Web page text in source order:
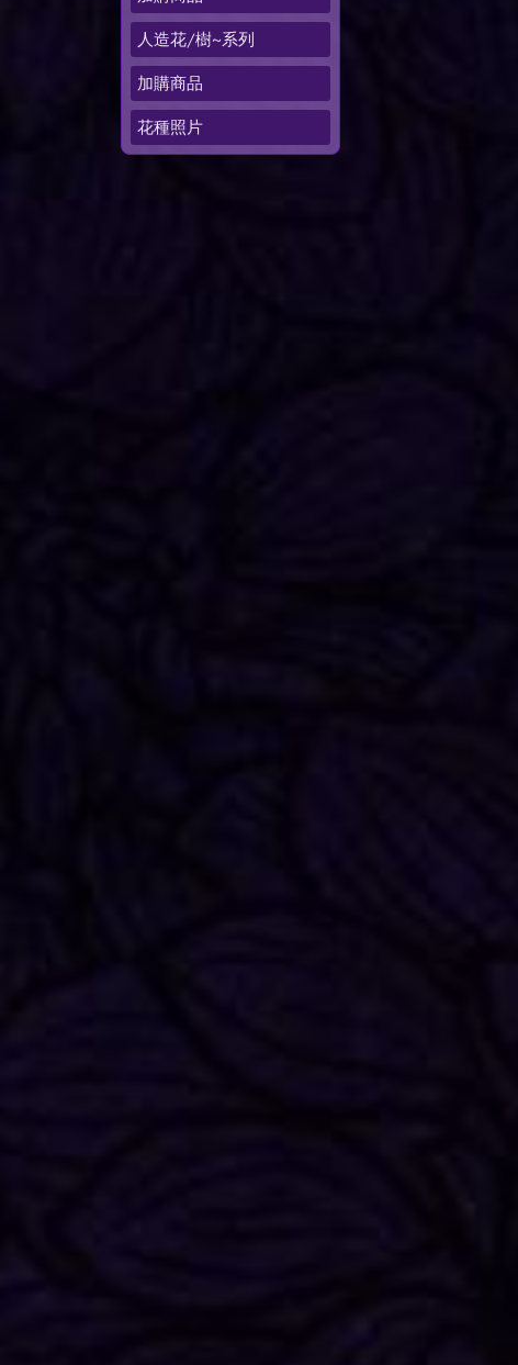
人造花/樹~系列
加購商品
花種照片